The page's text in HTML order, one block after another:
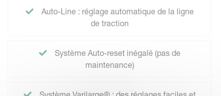
Auto-Line : réglage automatique de la ligne
de traction
Système Auto-reset inégalé (pas de
maintenance)